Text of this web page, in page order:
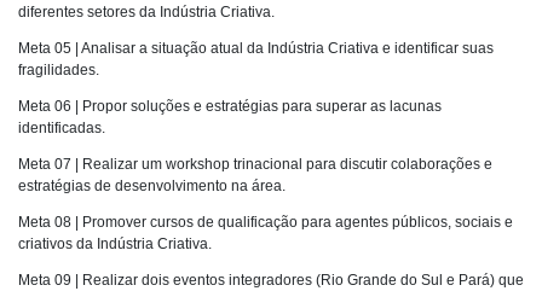
diferentes setores da Indústria Criativa.
Meta 05 | Analisar a situação atual da Indústria Criativa e identificar suas
fragilidades.
Meta 06 | Propor soluções e estratégias para superar as lacunas
identificadas.
Meta 07 | Realizar um workshop trinacional para discutir colaborações e
estratégias de desenvolvimento na área.
Meta 08 | Promover cursos de qualificação para agentes públicos, sociais e
criativos da Indústria Criativa.
Meta 09 | Realizar dois eventos integradores (Rio Grande do Sul e Pará) que